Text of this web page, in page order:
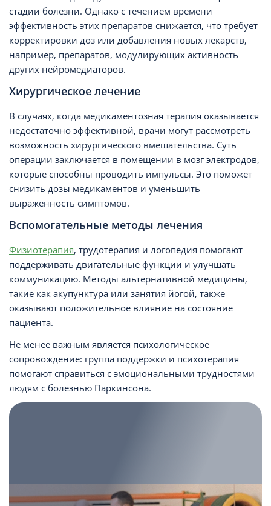
стадии болезни. Однако с течением времени
эффективность этих препаратов снижается, что требует
корректировки доз или добавления новых лекарств,
например, препаратов, модулирующих активность
других нейромедиаторов.
Хирургическое лечение
В случаях, когда медикаментозная терапия оказывается
недостаточно эффективной, врачи могут рассмотреть
возможность хирургического вмешательства. Суть
операции заключается в помещении в мозг электродов,
которые способны проводить импульсы. Это поможет
снизить дозы медикаментов и уменьшить
выраженность симптомов.
Вспомогательные методы лечения
Физиотерапия, трудотерапия и логопедия помогают
поддерживать двигательные функции и улучшать
коммуникацию. Методы альтернативной медицины,
такие как акупунктура или занятия йогой, также
оказывают положительное влияние на состояние
пациента.
Не менее важным является психологическое
сопровождение: группа поддержки и психотерапия
помогают справиться с эмоциональными трудностями
людям с болезнью Паркинсона.
>
loading="lazy" alt="">